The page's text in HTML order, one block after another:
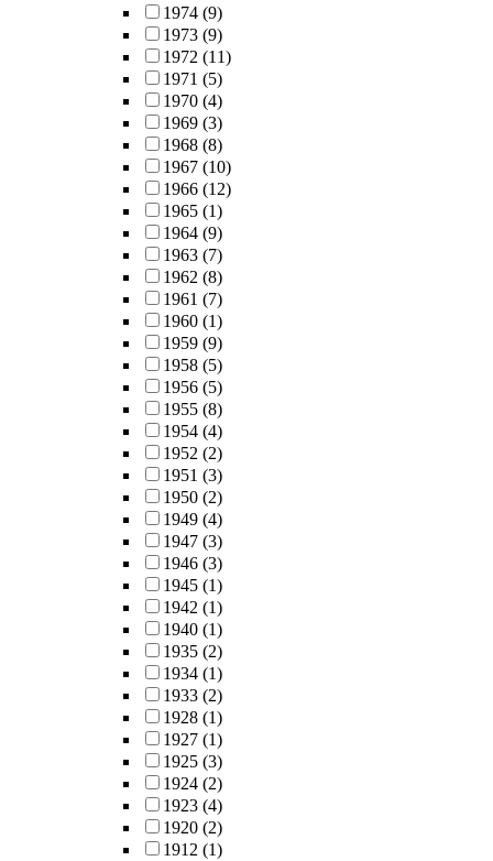
1974 (9)
1973 (9)
1972 (11)
1971 (5)
1970 (4)
1969 (3)
1968 (8)
1967 (10)
1966 (12)
1965 (1)
1964 (9)
1963 (7)
1962 (8)
1961 (7)
1960 (1)
1959 (9)
1958 (5)
1956 (5)
1955 (8)
1954 (4)
1952 (2)
1951 (3)
1950 (2)
1949 (4)
1947 (3)
1946 (3)
1945 (1)
1942 (1)
1940 (1)
1935 (2)
1934 (1)
1933 (2)
1928 (1)
1927 (1)
1925 (3)
1924 (2)
1923 (4)
1920 (2)
1912 (1)